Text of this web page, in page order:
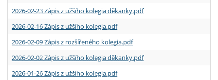
2026-02-23 Zápis z užšího kolegia děkanky.pdf
2026-02-16 Zápis z užšího kolegia.pdf
2026-02-09 Zápis z rozšířeného kolegia.pdf
2026-02-02 Zápis z užšího kolegia děkanky.pdf
2026-01-26 Zápis z užšího kolegia.pdf